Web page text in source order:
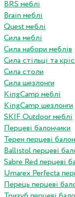
BRS меблі
Brain меблі
Quest меблі
Сила меблі
Сила набори меблів
Сила стільці та
Сила столи
Сила шезлонги
KingCamp меблі
KingCamp шезлонги
SKIF Outdoor меблі
Перцеві балончики
Терен перцеві
Ballistol перцеві
Sabre Red перцеві
Umarex Perfecta
Перець перцеві